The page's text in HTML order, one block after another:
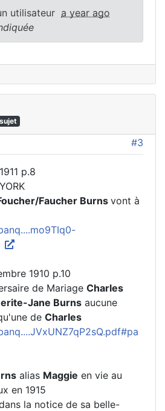
utilisateur a year ago
#3
p.8
Faucher Burns vont à
1910 p.10
de Mariage Charles
Jane Burns aucune
de Charles
alias Maggie en vie au
en 1915
la notice de sa belle-